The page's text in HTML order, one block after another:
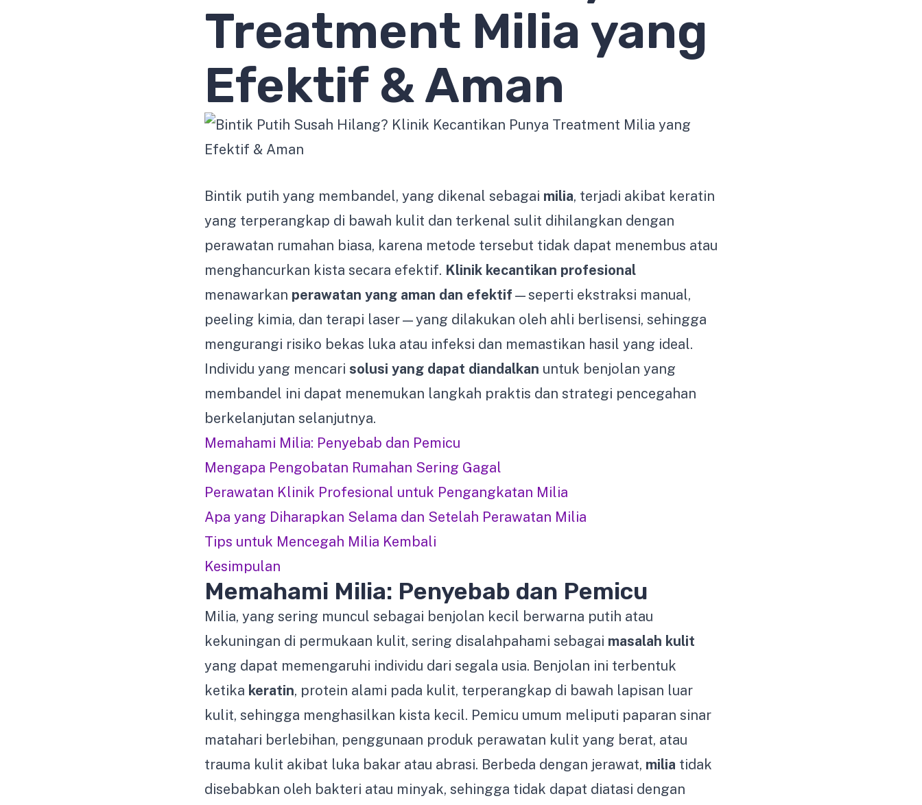
Treatment Milia yang
Efektif & Aman
Bintik putih yang membandel, yang dikenal sebagai milia, terjadi akibat keratin
yang terperangkap di bawah kulit dan terkenal sulit dihilangkan dengan
perawatan rumahan biasa, karena metode tersebut tidak dapat menembus atau
menghancurkan kista secara efektif. Klinik kecantikan profesional
menawarkan perawatan yang aman dan efektif —seperti ekstraksi manual,
peeling kimia, dan terapi laser—yang dilakukan oleh ahli berlisensi, sehingga
mengurangi risiko bekas luka atau infeksi dan memastikan hasil yang ideal.
Individu yang mencari solusi yang dapat diandalkan untuk benjolan yang
membandel ini dapat menemukan langkah praktis dan strategi pencegahan
berkelanjutan selanjutnya.
Memahami Milia: Penyebab dan Pemicu
Mengapa Pengobatan Rumahan Sering Gagal
Perawatan Klinik Profesional untuk Pengangkatan Milia
Apa yang Diharapkan Selama dan Setelah Perawatan Milia
Tips untuk Mencegah Milia Kembali
Kesimpulan
Memahami Milia: Penyebab dan Pemicu
Milia, yang sering muncul sebagai benjolan kecil berwarna putih atau
kekuningan di permukaan kulit, sering disalahpahami sebagai masalah kulit
yang dapat memengaruhi individu dari segala usia. Benjolan ini terbentuk
ketika keratin, protein alami pada kulit, terperangkap di bawah lapisan luar
kulit, sehingga menghasilkan kista kecil. Pemicu umum meliputi paparan sinar
matahari berlebihan, penggunaan produk perawatan kulit yang berat, atau
trauma kulit akibat luka bakar atau abrasi. Berbeda dengan jerawat, milia tidak
disebabkan oleh bakteri atau minyak, sehingga tidak dapat diatasi dengan